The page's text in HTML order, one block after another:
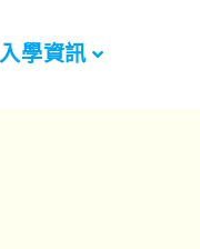
入學資訊